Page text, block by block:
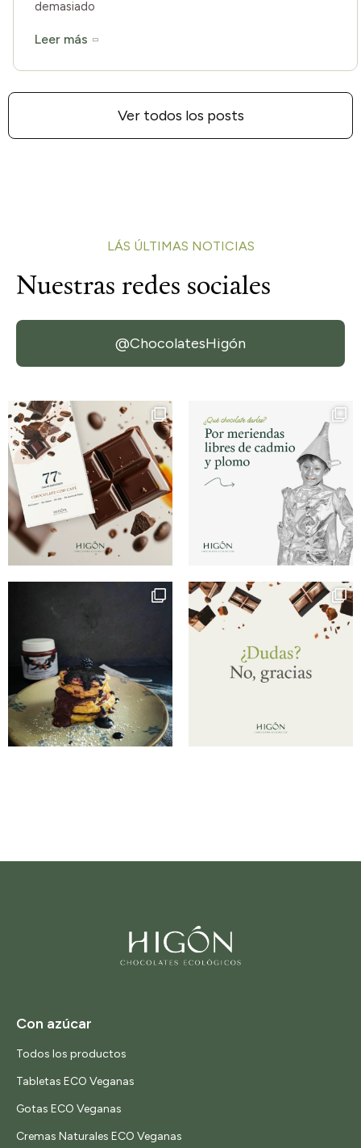
demasiado
Leer más
Ver todos los posts
LÁS ÚLTIMAS NOTICIAS
Nuestras redes sociales
@ChocolatesHigón
Con azúcar
Todos los productos
Tabletas ECO Veganas
Gotas ECO Veganas
Cremas Naturales ECO Veganas